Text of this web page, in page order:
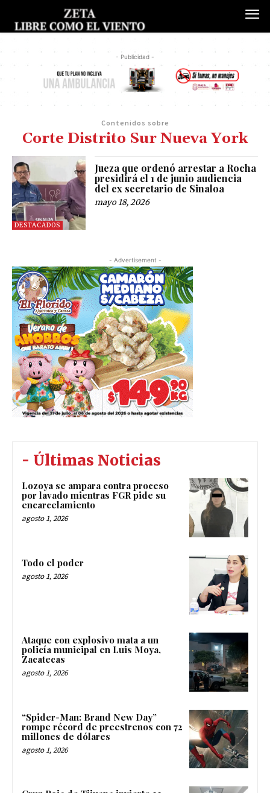
- Publicidad -
Contenidos sobre
Corte Distrito Sur Nueva York
DESTACADOS
Jueza que ordenó arrestar a Rocha
presidirá el 1 de junio audiencia
del ex secretario de Sinaloa
mayo 18, 2026
- Advertisement -
- Últimas Noticias
Lozoya se ampara contra proceso
por lavado mientras FGR pide su
encarcelamiento
agosto 1, 2026
Todo el poder
agosto 1, 2026
Ataque con explosivo mata a un
policía municipal en Luis Moya,
Zacatecas
agosto 1, 2026
“Spider-Man: Brand New Day”
rompe récord de preestrenos con 72
millones de dólares
agosto 1, 2026